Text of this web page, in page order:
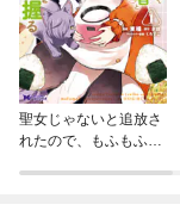
聖女じゃないと追放さ
れたので、もふもふ従